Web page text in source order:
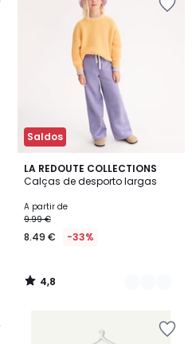
Saldos
LA REDOUTE COLLECTIONS
Calças de desporto largas
A partir de
9.99 €
8.49 € -33%
4,8
/ 5
5
Cores
4,8
/